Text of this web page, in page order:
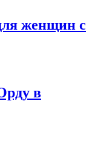
женщин с
в